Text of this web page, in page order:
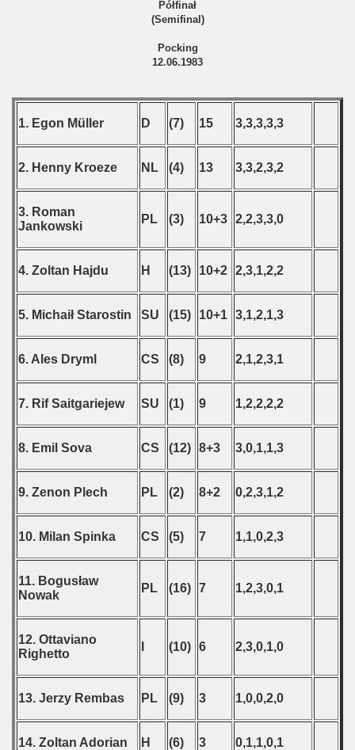
Półfinał
(Semifinal)
Pocking
12.06.1983
1. Egon Müller D (7) 15 3,3,3,3,3
2. Henny Kroeze NL (4) 13 3,3,2,3,2
3. Roman
Jankowski
PL (3) 10+3 2,2,3,3,0
4. Zoltan Hajdu H (13) 10+2 2,3,1,2,2
5. Michaił Starostin SU (15) 10+1 3,1,2,1,3
6. Ales Dryml CS (8) 9 2,1,2,3,1
7. Rif Saitgariejew SU (1) 9 1,2,2,2,2
8. Emil Sova CS (12) 8+3 3,0,1,1,3
9. Zenon Plech PL (2) 8+2 0,2,3,1,2
10. Milan Spinka CS (5) 7 1,1,0,2,3
11. Bogusław
Nowak
PL (16) 7 1,2,3,0,1
12. Ottaviano
Righetto
(10) 6 2,3,0,1,0
13. Jerzy Rembas PL (9) 3 1,0,0,2,0
14. Zoltan Adorian H (6) 3 0,1,1,0,1